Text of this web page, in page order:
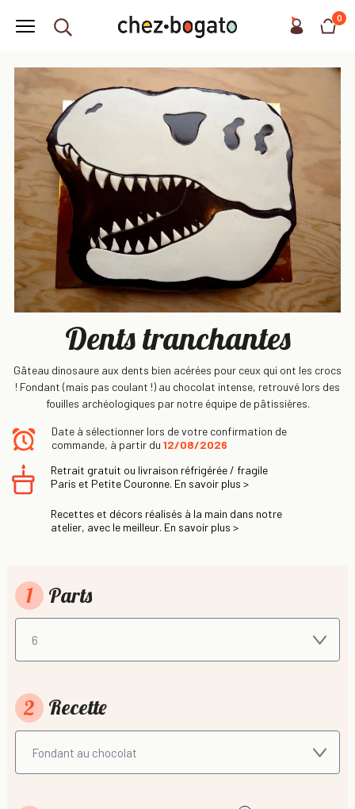
0
Dents tranchantes
Gâteau dinosaure aux dents bien acérées pour ceux qui ont les crocs
! Fondant (mais pas coulant !) au chocolat intense, retrouvé lors des
fouilles archéologiques par notre équipe de pâtissières.
Date à sélectionner lors de votre confirmation de
commande, à partir du 12/08/2026
Retrait gratuit ou livraison réfrigérée / fragile
Paris et Petite Couronne. En savoir plus >
Recettes et décors réalisés à la main dans notre
atelier, avec le meilleur. En savoir plus >
1 Parts
2 Recette